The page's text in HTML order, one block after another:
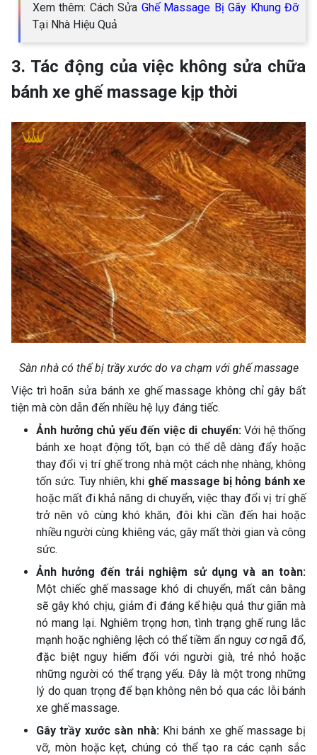
Xem thêm: Cách Sửa Ghế Massage Bị Gãy Khung Đỡ
Tại Nhà Hiệu Quả
3. Tác động của việc không sửa chữa
bánh xe ghế massage kịp thời
Sàn nhà có thể bị trầy xước do va chạm với ghế massage
Việc trì hoãn sửa bánh xe ghế massage không chỉ gây bất
tiện mà còn dẫn đến nhiều hệ lụy đáng tiếc.
Ảnh hưởng chủ yếu đến việc di chuyển:Với hệ thống
bánh xe hoạt động tốt, bạn có thể dễ dàng đẩy hoặc
thay đổi vị trí ghế trong nhà một cách nhẹ nhàng, không
tốn sức. Tuy nhiên, khi ghế massage bị hỏng bánh xe
hoặc mất đi khả năng di chuyển, việc thay đổi vị trí ghế
trở nên vô cùng khó khăn, đôi khi cần đến hai hoặc
nhiều người cùng khiêng vác, gây mất thời gian và công
sức.
Ảnh hưởng đến trải nghiệm sử dụng và an toàn:
Một chiếc ghế massage khó di chuyển, mất cân bằng
sẽ gây khó chịu, giảm đi đáng kể hiệu quả thư giãn mà
nó mang lại. Nghiêm trọng hơn, tình trạng ghế rung lắc
mạnh hoặc nghiêng lệch có thể tiềm ẩn nguy cơ ngã đổ,
đặc biệt nguy hiểm đối với người già, trẻ nhỏ hoặc
những người có thể trạng yếu. Đây là một trong những
lý do quan trọng để bạn không nên bỏ qua các lỗi bánh
xe ghế massage.
Gây trầy xước sàn nhà:Khi bánh xe ghế massage bị
vỡ, mòn hoặc kẹt, chúng có thể tạo ra các cạnh sắc